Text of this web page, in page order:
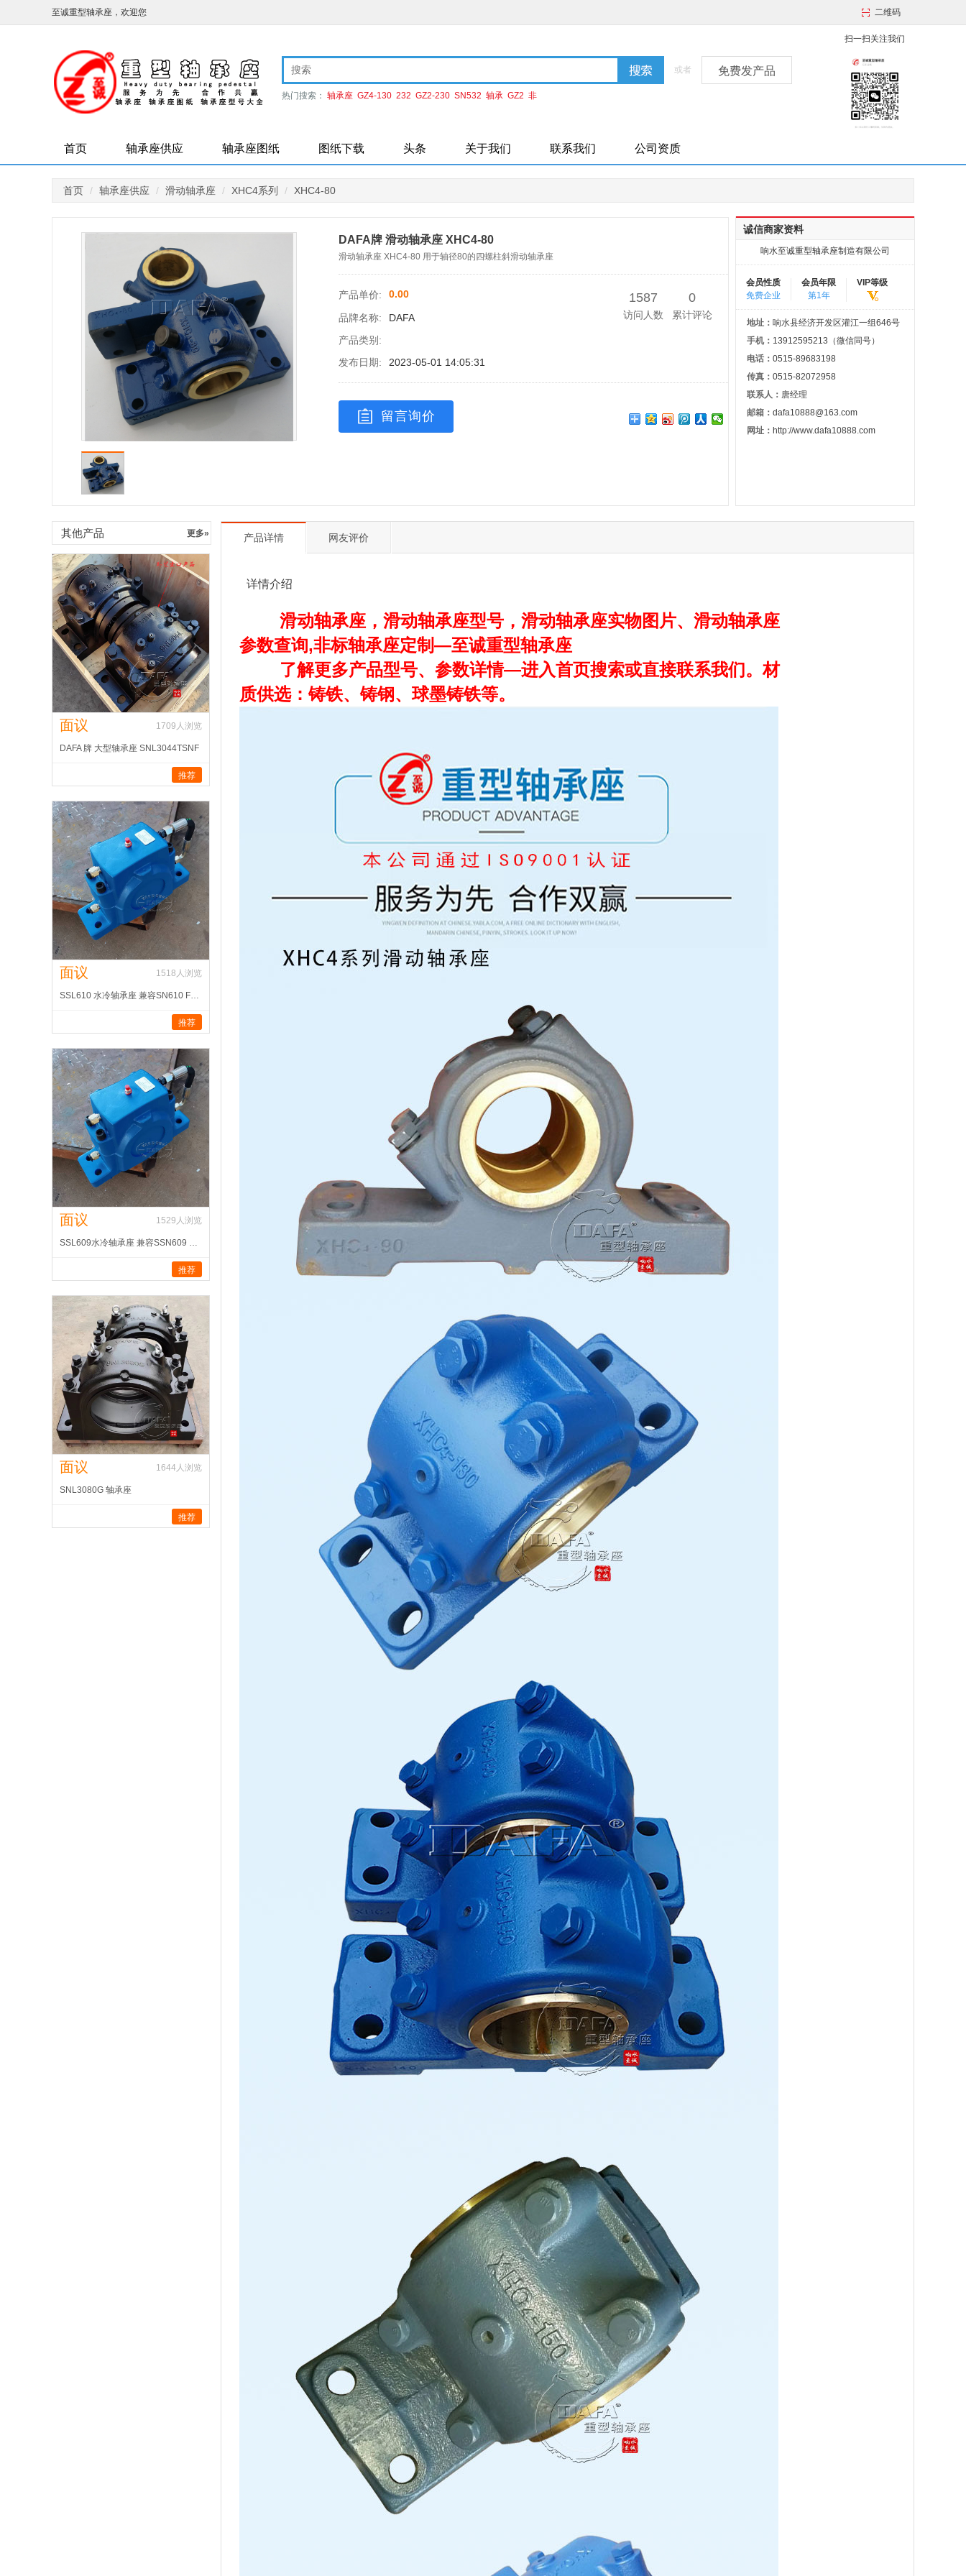
至诚重型轴承座，欢迎您 二维码
或者 免费发产品
热门搜索： 轴承座 GZ4-130 232 GZ2-230 SN532 轴承 GZ2 非
扫一扫关注我们
首页 轴承座供应 轴承座图纸 图纸下载 头条 关于我们 联系我们 公司资质
首页 轴承座供应 滑动轴承座 XHC4系列 XHC4-80
DAFA牌 滑动轴承座 XHC4-80
滑动轴承座 XHC4-80 用于轴径80的四螺柱斜滑动轴承座
产品单价: 0.00
品牌名称:
DAFA
产品类别:
发布日期:
2023-05-01 14:05:31
1587
访问人数
0
累计评论
留言询价
诚信商家资料
响水至诚重型轴承座制造有限公司
会员性质
免费企业
会员年限
第1年
VIP等级
地址： 响水县经济开发区灌江一组646号
手机： 13912595213（微信同号）
电话： 0515-89683198
传真： 0515-82072958
联系人： 唐经理
邮箱： dafa10888@163.com
网址： http://www.dafa10888.com
其他产品 更多»
面议 1709 人浏览
DAFA 牌 大型轴承座 SNL3044TSNF
推荐
面议 1518 人浏览
推荐
面议 1529 人浏览
推荐
面议 1644 人浏览
SNL3080G 轴承座
推荐
产品详情 网友评价
详情介绍
滑动轴承座 ，滑动轴承座型号，滑动轴承座实物图片、滑动轴承座
参数查询,非标轴承座定制—至诚重型轴承座
了解更多产品型号、参数详情—进入首页搜索或直接联系我们。材
质供选：铸铁、铸钢、球墨铸铁等。